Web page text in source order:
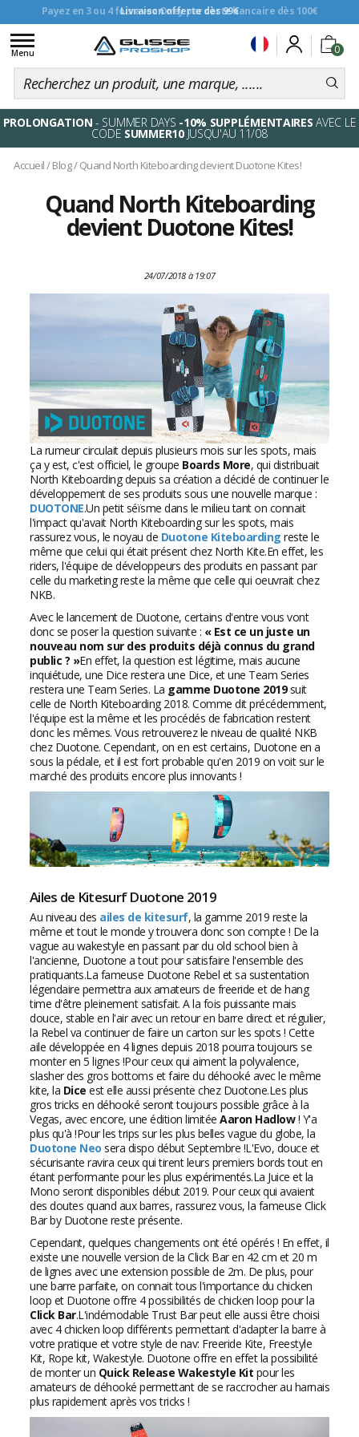
Livraison offerte dès 99€
0
Toggle
navigation
Menu
PROLONGATION - SUMMER DAYS -10% SUPPLÉMENTAIRES AVEC LE
CODE SUMMER10JUSQU'AU 11/08
Accueil/Blog/Quand North Kiteboarding devient Duotone Kites!
Quand North Kiteboarding
devient Duotone Kites!
24/07/2018 à 19:07
La rumeur circulait depuis plusieurs mois sur les spots, mais
ça y est, c'est officiel, le groupe Boards More, qui distribuait
North Kiteboarding depuis sa création a décidé de continuer le
développement de ses produits sous une nouvelle marque :
DUOTONE.Un petit séïsme dans le milieu tant on connait
l'impact qu'avait North Kiteboarding sur les spots, mais
rassurez vous, le noyau de Duotone Kiteboarding reste le
même que celui qui était présent chez North Kite.En effet, les
riders, l'équipe de développeurs des produits en passant par
celle du marketing reste la même que celle qui oeuvrait chez
NKB.
Avec le lancement de Duotone, certains d'entre vous vont
donc se poser la question suivante : « Est ce un juste un
nouveau nom sur des produits déjà connus du grand
public ? »En effet, la question est légitime, mais aucune
inquiétude, une Dice restera une Dice, et une Team Series
restera une Team Series. La gamme Duotone 2019suit
celle de North Kiteboarding 2018. Comme dit précédemment,
l'équipe est la même et les procédés de fabrication restent
donc les mêmes. Vous retrouverez le niveau de qualité NKB
chez Duotone. Cependant, on en est certains, Duotone en a
sous la pédale, et il est fort probable qu'en 2019 on voit sur le
marché des produits encore plus innovants !
Ailes de Kitesurf Duotone 2019
Au niveau des ailes de kitesurf, la gamme 2019 reste la
même et tout le monde y trouvera donc son compte ! De la
vague au wakestyle en passant par du old school bien à
l'ancienne, Duotone a tout pour satisfaire l'ensemble des
pratiquants.La fameuse Duotone Rebel et sa sustentation
légendaire permettra aux amateurs de freeride et de hang
time d'être pleinement satisfait. A la fois puissante mais
douce, stable en l'air avec un retour en barre direct et régulier,
la Rebel va continuer de faire un carton sur les spots ! Cette
aile développée en 4 lignes depuis 2018 pourra toujours se
monter en 5 lignes !Pour ceux qui aiment la polyvalence,
slasher des gros bottoms et faire du déhooké avec le même
kite, la Dice est elle aussi présente chez Duotone.Les plus
gros tricks en déhooké seront toujours possible grâce à la
Vegas, avec encore, une édition limitée Aaron Hadlow! Y'a
plus qu'à !Pour les trips sur les plus belles vague du globe, la
Duotone Neo sera dispo début Septembre !L'Evo, douce et
sécurisante ravira ceux qui tirent leurs premiers bords tout en
étant performante pour les plus expérimentés.La Juice et la
Mono seront disponibles début 2019. Pour ceux qui avaient
des doutes quand aux barres, rassurez vous, la fameuse Click
Bar by Duotone reste présente.
Cependant, quelques changements ont été opérés ! En effet, il
existe une nouvelle version de la Click Bar en 42 cm et 20 m
de lignes avec une extension possible de 2m. De plus, pour
une barre parfaite, on connait tous l'importance du chicken
loop et Duotone offre 4 possibilités de chicken loop pour la
Click Bar.L'indémodable Trust Bar peut elle aussi être choisi
avec 4 chicken loop différents permettant d'adapter la barre à
votre pratique et votre style de nav: Freeride Kite, Freestyle
Kit, Rope kit, Wakestyle. Duotone offre en effet la possibilité
de monter un Quick Release Wakestyle Kit pour les
amateurs de déhooké permettant de se raccrocher au harnais
plus rapidement après vos tricks !